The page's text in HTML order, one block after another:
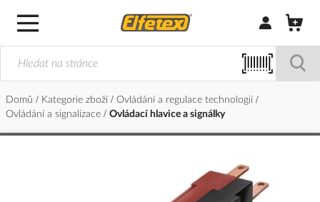
Přihlásit/
Domů Kategorie zboží
Ovládání a regulace technologií
Ovládání a signalizace
Ovládací hlavice a signálky